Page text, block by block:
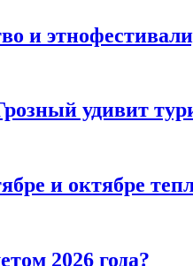
и
удивит
и октябре
2026 года?